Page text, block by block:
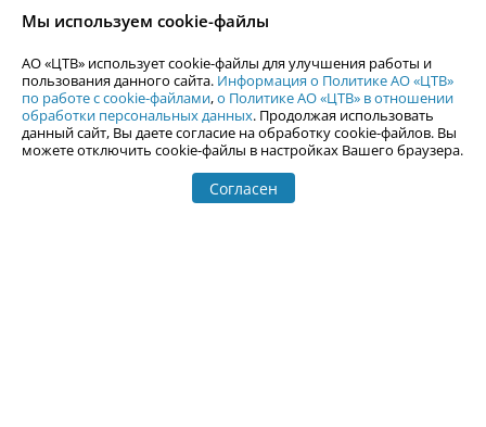
По вопросам размещения рекламы обращайтесь по тел.
По вопросам размещения информации в разделе «Афиша»
afisha@uralweb.ru
Пользовательское соглашение на использование сайта
Политика АО «ЦТВ» в отношении обработки персональных данных
Мы используем cookie-файлы
АО «ЦТВ» использует cookie-файлы для улучшения работы и
пользования данного сайта. Информация о Политике АО «ЦТВ»
по работе с cookie-файлами,о Политике АО «ЦТВ» в отношении
обработки персональных данных. Продолжая использовать
данный сайт, Вы даете согласие на обработку cookie-файлов. Вы
можете отключить cookie-файлы в настройках Вашего браузера.
Согласен